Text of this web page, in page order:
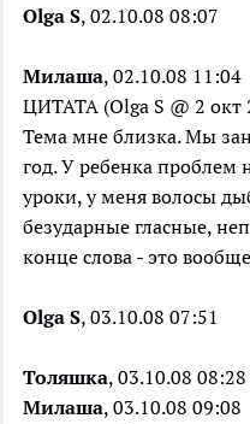
Olga S, 02.10.08 08:07
Милаша, 02.10.08 11:04
ЦИТАТА (Olga S @ 2 окт
Тема мне близка. Мы
год. У ребенка проблем
уроки, у меня волосы
безударные гласные,
конце слова - это
Olga S, 03.10.08 07:51
Толяшка, 03.10.08 08:28
Милаша, 03.10.08 09:08